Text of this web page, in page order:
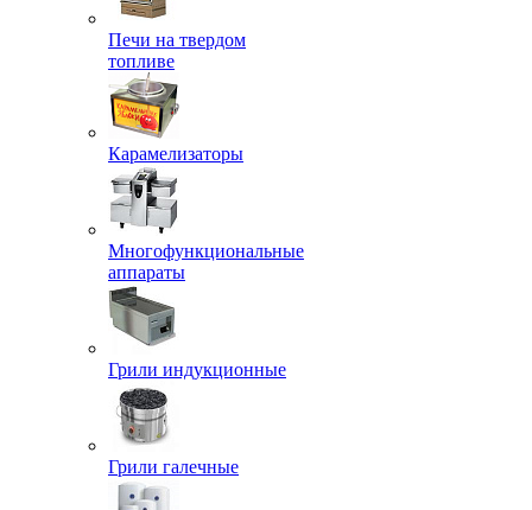
Печи на твердом
топливе
Карамелизаторы
Многофункциональные
аппараты
Грили индукционные
Грили галечные